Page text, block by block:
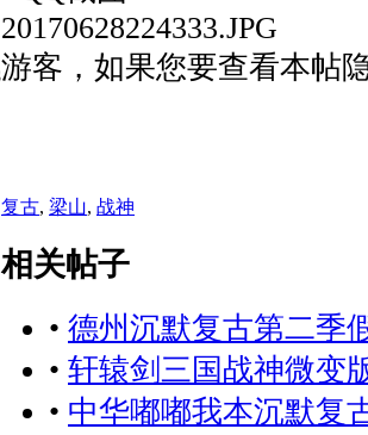
游客，如果您要查看本帖
复古, 梁山, 战神
相关帖子
• 德州沉默复古第二季
• 轩辕剑三国战神微变
• 中华嘟嘟我本沉默复